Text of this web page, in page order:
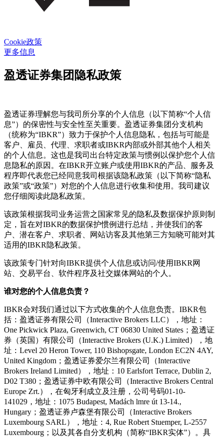
Cookie政策
更多信息
盈透证券集团隐私政策
盈透证券理解您与我司所分享的个人信息（以下简称“个人信
息”）的保密性与安全性至关重要。盈透证券集团分支机构
（统称为“IBKR”）致力于保护个人信息隐私，包括与可能是
客户、雇员、代理、求职者或IBKR内部或外部其他个人相关
的个人信息。这也是我司出台特定政策与惯例以保护您个人信
息隐私的原因。在IBKR开立账户或使用IBKR的产品、服务及
程序即代表您已经同意我司根据该隐私政策（以下简称“隐私
政策”或“政策”）对您的个人信息进行收集和使用。我司建议
您仔细阅读此隐私政策。
该政策根据我司业务运营之国家常见的隐私及数据保护原则制
定，旨在对IBKR的数据保护惯例进行总结，并使我们的客
户、潜在客户、求职者、网站访客及其他第三方知晓可能对其
适用的IBKR隐私政策。
该政策专门针对向IBKR提供个人信息或访问/使用IBKR网
站、交易平台、软件程序及社交媒体网站的个人。
谁对您的个人信息负责？
IBKR会对我们通过以下方式收集的个人信息负责。IBKR包
括：盈透证券有限公司（Interactive Brokers LLC），地址：
One Pickwick Plaza, Greenwich, CT 06830 United States；盈透证
券（英国）有限公司（Interactive Brokers (U.K.) Limited），地
址：Level 20 Heron Tower, 110 Bishopsgate, London EC2N 4AY,
United Kingdom；盈透证券爱尔兰有限公司（Interactive
Brokers Ireland Limited），地址：10 Earlsfort Terrace, Dublin 2,
D02 T380；盈透证券中欧有限公司（Interactive Brokers Central
Europe Zrt.），在匈牙利成立及注册，公司号码01-10-
141029，地址：1075 Budapest, Madách lmre út 13-14.,
Hungary；盈透证券卢森堡有限公司（Interactive Brokers
Luxembourg SARL），地址：4, Rue Robert Stuemper, L-2557
Luxembourg；以及其各自分支机构（简称“IBKR实体”）。具